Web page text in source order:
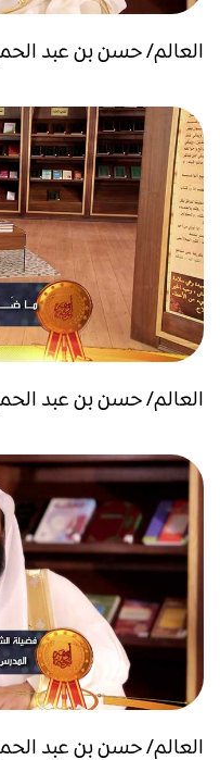
العالم/ حسن بن عبد
العالم/ حسن بن عبد
العالم/ حسن بن عبد